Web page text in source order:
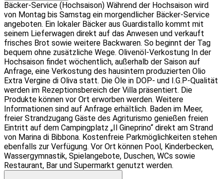
Bäcker-Service (Hochsaison) Während der Hochsaison wird
von Montag bis Samstag ein morgendlicher Bäcker-Service
angeboten. Ein lokaler Bäcker aus Guardistallo kommt mit
seinem Lieferwagen direkt auf das Anwesen und verkauft
frisches Brot sowie weitere Backwaren. So beginnt der Tag
bequem ohne zusätzliche Wege. Olivenöl-Verkostung In der
Hochsaison findet wöchentlich, außerhalb der Saison auf
Anfrage, eine Verkostung des hausintern produzierten Olio
Extra Vergine di Oliva statt. Die Öle in DOP- und I.G.P-Qualität
werden im Rezeptionsbereich der Villa präsentiert. Die
Produkte können vor Ort erworben werden. Weitere
Informationen sind auf Anfrage erhältlich. Baden im Meer,
freier Strandzugang Gäste des Agriturismo genießen freien
Eintritt auf dem Campingplatz „Il Gineprino“ direkt am Strand
von Marina di Bibbona. Kostenfreie Parkmöglichkeiten stehen
ebenfalls zur Verfügung. Vor Ort können Pool, Kinderbecken,
Wassergymnastik, Spielangebote, Duschen, WCs sowie
Restaurant, Bar und Supermarkt genutzt werden.